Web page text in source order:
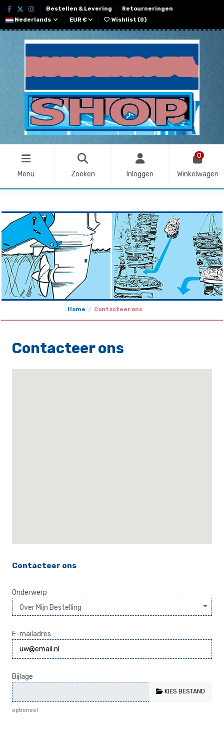
Bestellen & Levering
Retourneringen
Nederlands
EUR € Wishlist (0)
Menu Zoeken Inloggen
0
Winkelwagen
Home Contacteer ons
Contacteer ons
Contacteer ons
Onderwerp
E-mailadres
Bijlage
KIES BESTAND
optioneel